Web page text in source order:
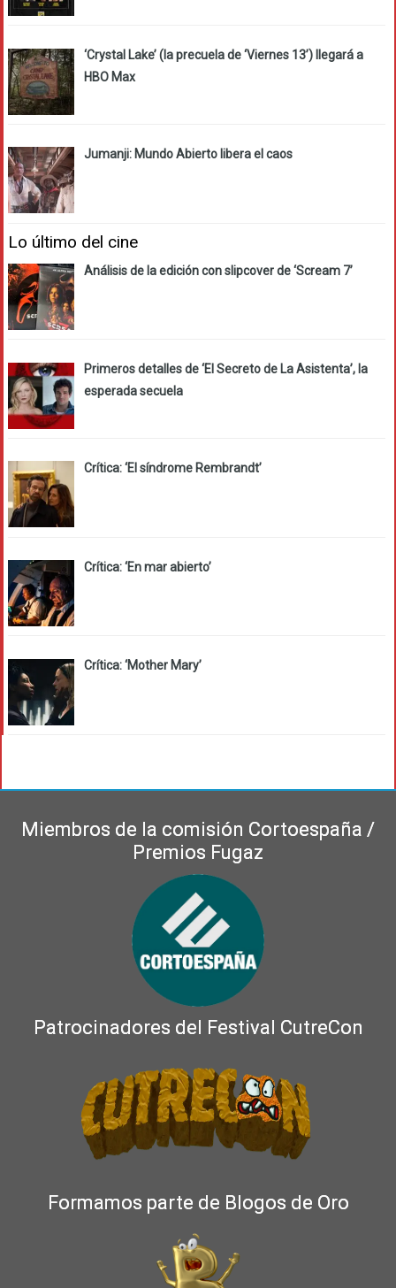
‘Crystal Lake’ (la precuela de ‘Viernes 13’) llegará a
HBO Max
Jumanji: Mundo Abierto libera el caos
Lo último del cine
Análisis de la edición con slipcover de ‘Scream 7’
Primeros detalles de ‘El Secreto de La Asistenta’, la
esperada secuela
Crítica: ‘El síndrome Rembrandt’
Crítica: ‘En mar abierto’
Crítica: ‘Mother Mary’
Miembros de la comisión Cortoespaña /
Premios Fugaz
Patrocinadores del Festival CutreCon
Formamos parte de Blogos de Oro